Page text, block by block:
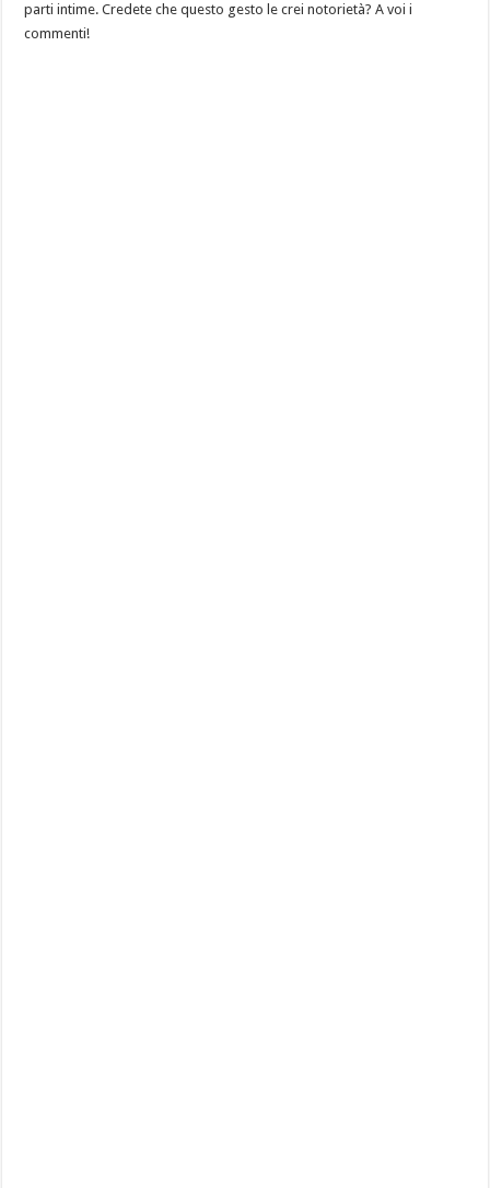
parti intime. Credete che questo gesto le crei notorietà? A voi i
commenti!